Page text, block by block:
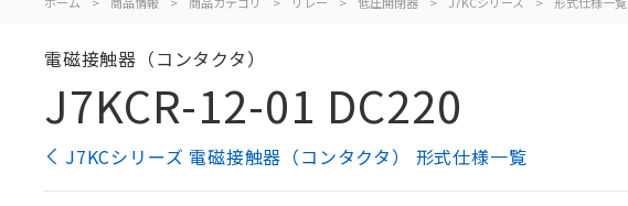
電磁接触器（コンタクタ）
J7KCR-12-01 DC220
J7KCシリーズ 電磁接触器（コンタクタ） 形式仕様一覧